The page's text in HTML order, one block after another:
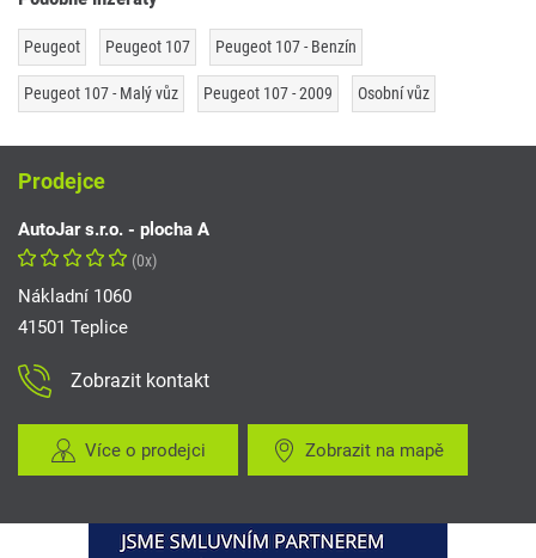
Peugeot Peugeot 107 Peugeot 107 - Benzín
Peugeot 107 - Malý vůz Peugeot 107 - 2009 Osobní vůz
Prodejce
AutoJar s.r.o. - plocha A
(0x)
Nákladní 1060
41501 Teplice
Zobrazit kontakt
Více o prodejci Zobrazit na mapě